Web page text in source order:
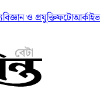
বিজ্ঞান ও প্রযুক্তিফটোআর্কাইভ